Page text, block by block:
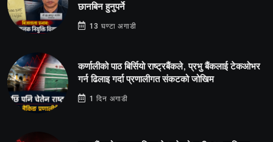
छानबिन हुनुपर्ने
13 घण्टा अगाडी
कर्णालीको पाठ बिर्सियो राष्ट्रबैंकले, प्रभु बैंकलाई टेकओभर
गर्न ढिलाइ गर्दा प्रणालीगत संकटको जोखिम
1 दिन अगाडी